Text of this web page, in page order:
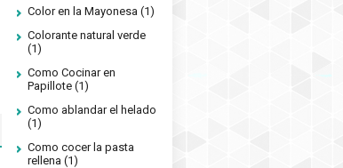
Color en la Mayonesa (1)
Colorante natural verde
(1)
Como Cocinar en
Papillote (1)
Como ablandar el helado
(1)
Como cocer la pasta
rellena (1)